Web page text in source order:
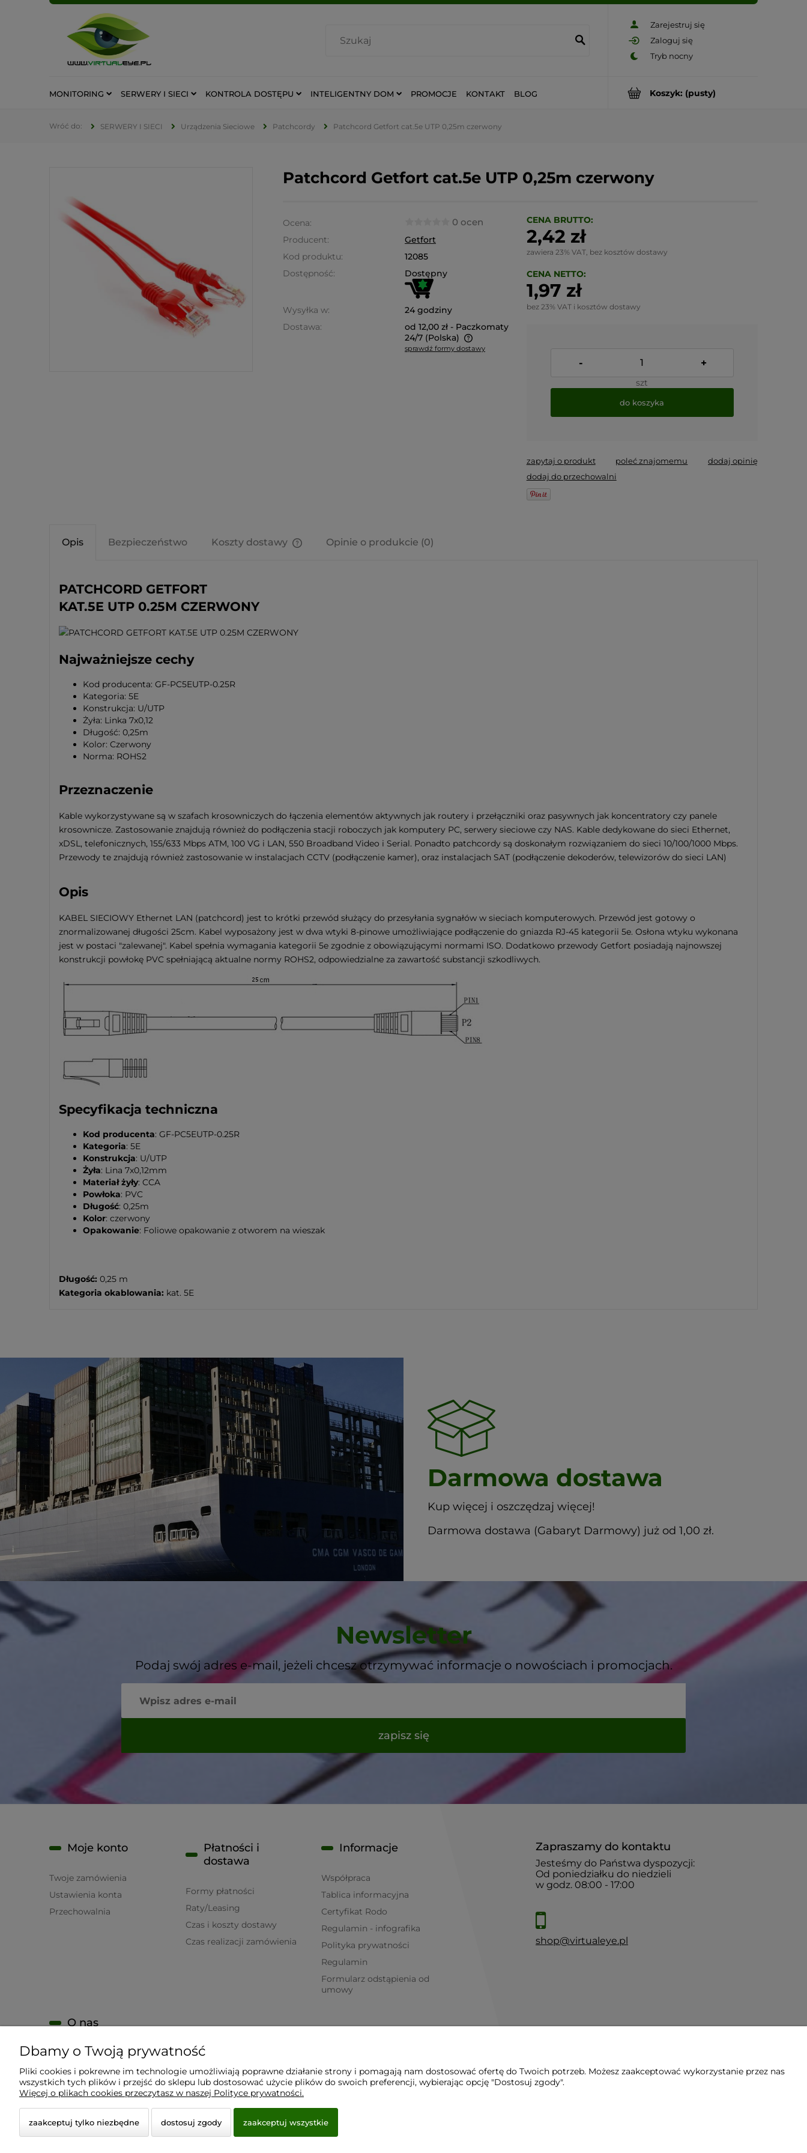
Zarejestruj się
Zaloguj się
Koszyk: (pusty)
MONITORING SERWERY I SIECI KONTROLA DOSTĘPU INTELIGENTNY DOM PROMOCJE KONTAKT BLOG
SERWERY I SIECI Urządzenia Sieciowe Patchcordy Patchcord Getfort cat.5e UTP 0,25m czerwony
Patchcord Getfort cat.5e UTP 0,25m czerwony
Ocena: 0 ocen
Producent:
Getfort
Kod produktu:
12085
Dostępność:
Dostępny
Wysyłka w:
24 godziny
Dostawa:
od 12,00 zł - Paczkomaty
24/7 (Polska)
sprawdź formy dostawy
CENA BRUTTO:
2,42 zł
zawiera 23% VAT, bez kosztów dostawy
CENA NETTO:
1,97 zł
bez 23% VAT i kosztów dostawy
- +
szt
do koszyka
zapytaj o produkt poleć znajomemu
dodaj opinię
dodaj do przechowalni
Opis Bezpieczeństwo Koszty dostawy Opinie o produkcie (0)
PATCHCORD GETFORT
KAT.5E UTP 0.25M CZERWONY
Najważniejsze cechy
Kod producenta: GF-PC5EUTP-0.25R
Kategoria: 5E
Konstrukcja: U/UTP
Żyła: Linka 7x0,12
Długość: 0,25m
Kolor: Czerwony
Norma: ROHS2
Przeznaczenie
Kable wykorzystywane są w szafach krosowniczych do łączenia elementów aktywnych jak routery i przełączniki oraz pasywnych jak koncentratory czy panele
krosownicze. Zastosowanie znajdują również do podłączenia stacji roboczych jak komputery PC, serwery sieciowe czy NAS. Kable dedykowane do sieci Ethernet,
xDSL, telefonicznych, 155/633 Mbps ATM, 100 VG i LAN, 550 Broadband Video i Serial. Ponadto patchcordy są doskonałym rozwiązaniem do sieci 10/100/1000 Mbps.
Przewody te znajdują również zastosowanie w instalacjach CCTV (podłączenie kamer), oraz instalacjach SAT (podłączenie dekoderów, telewizorów do sieci LAN)
Opis
KABEL SIECIOWY Ethernet LAN (patchcord) jest to krótki przewód służący do przesyłania sygnałów w sieciach komputerowych. Przewód jest gotowy o
znormalizowanej długości 25cm. Kabel wyposażony jest w dwa wtyki 8-pinowe umożliwiające podłączenie do gniazda RJ-45 kategorii 5e. Osłona wtyku wykonana
jest w postaci "zalewanej". Kabel spełnia wymagania kategorii 5e zgodnie z obowiązującymi normami ISO. Dodatkowo przewody Getfort posiadają najnowszej
konstrukcji powłokę PVC spełniającą aktualne normy ROHS2, odpowiedzialne za zawartość substancji szkodliwych.
Specyfikacja techniczna
Kod producenta: GF-PC5EUTP-0.25R
Kategoria: 5E
Konstrukcja: U/UTP
Żyła: Lina 7x0,12mm
Materiał żyły: CCA
Powłoka: PVC
Długość: 0,25m
Kolor: czerwony
Opakowanie: Foliowe opakowanie z otworem na wieszak
Długość: 0,25 m
Kategoria okablowania: kat. 5E
Darmowa dostawa
Kup więcej i oszczędzaj więcej!
Darmowa dostawa (Gabaryt Darmowy) już od 1,00 zł.
Newsletter
Podaj swój adres e-mail, jeżeli chcesz otrzymywać informacje o nowościach i promocjach.
zapisz się
Zapraszamy do kontaktu
Jesteśmy do Państwa dyspozycji:
Od poniedziałku do niedzieli
w godz. 08:00 - 17:00
shop@virtualeye.pl
Moje konto
Twoje zamówienia
Ustawienia konta
Przechowalnia
Płatności i
dostawa
Formy płatności
Raty/Leasing
Czas i koszty dostawy
Czas realizacji zamówienia
Informacje
Współpraca
Tablica informacyjna
Certyfikat Rodo
Regulamin - infografika
Polityka prywatności
Regulamin
Formularz odstąpienia od
umowy
O nas
KONTAKT
O firmie
Nagrody i wyróżnienia
Dbamy o Twoją prywatność
Pliki cookies i pokrewne im technologie umożliwiają poprawne działanie strony i pomagają nam dostosować ofertę do Twoich potrzeb. Możesz zaakceptować wykorzystanie przez nas
wszystkich tych plików i przejść do sklepu lub dostosować użycie plików do swoich preferencji, wybierając opcję "Dostosuj zgody".
Więcej o plikach cookies przeczytasz w naszej Polityce prywatności.
zaakceptuj tylko niezbędne dostosuj zgody zaakceptuj wszystkie